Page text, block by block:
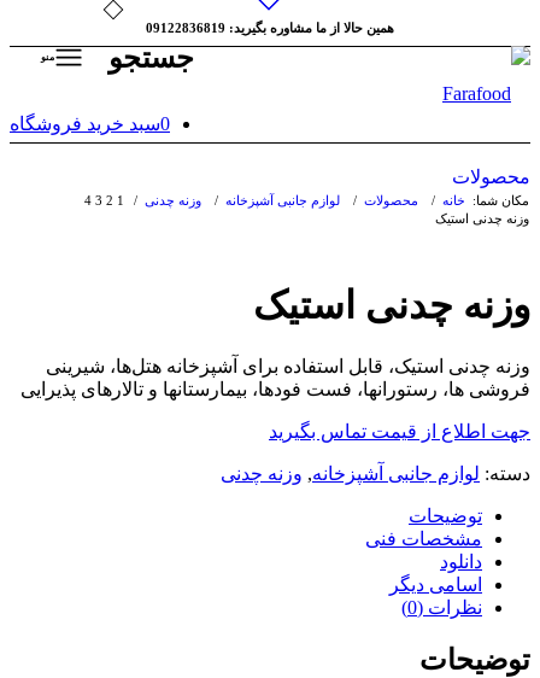
همین حالا از ما مشاوره بگیرید: 09122836819
جستجو منو
0سبد خرید فروشگاه
محصولات
مکان شما: خانه 1 / محصولات 2 / لوازم جانبی آشپزخانه 3 / وزنه چدنی 4
/
وزنه چدنی استیک
وزنه چدنی استیک
وزنه چدنی استیک، قابل استفاده برای آشپزخانه هتل‌ها، شیرینی
فروشی ها، رستورانها، فست فودها، بیمارستانها و تالار‌های پذیرایی
جهت اطلاع از قیمت تماس بگیرید
دسته: لوازم جانبی آشپزخانه, وزنه چدنی
توضیحات
مشخصات فنی
دانلود
اسامی دیگر
نظرات (0)
توضیحات